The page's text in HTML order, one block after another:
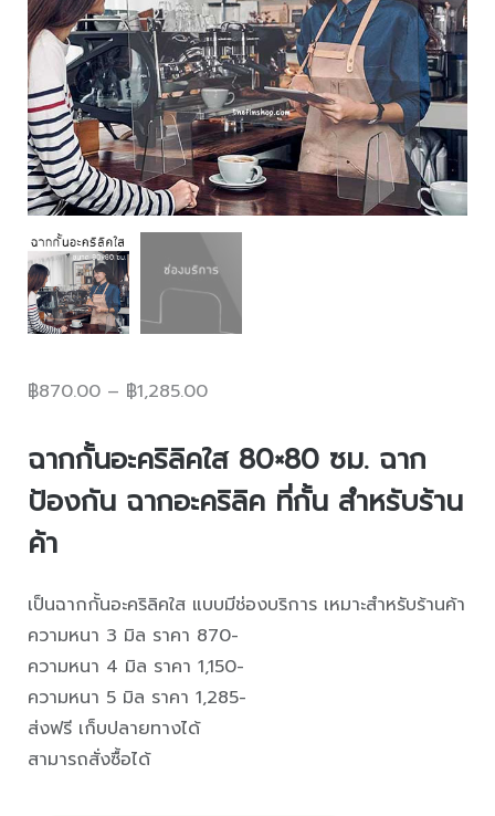
฿870.00 – ฿1,285.00
ฉากกั้นอะคริลิคใส80×80 ซม. ฉาก
ป้องกัน ฉากอะคริลิค ที่กั้น สำหรับร้าน
ค้า
เป็นฉากกั้นอะคริลิคใส แบบมีช่องบริการ เหมาะสำหรับร้านค้า
ความหนา 3 มิล ราคา 870-
ความหนา 4 มิล ราคา 1,150-
ความหนา 5 มิล ราคา 1,285-
ส่งฟรี เก็บปลายทางได้
สามารถสั่งซื้อได้